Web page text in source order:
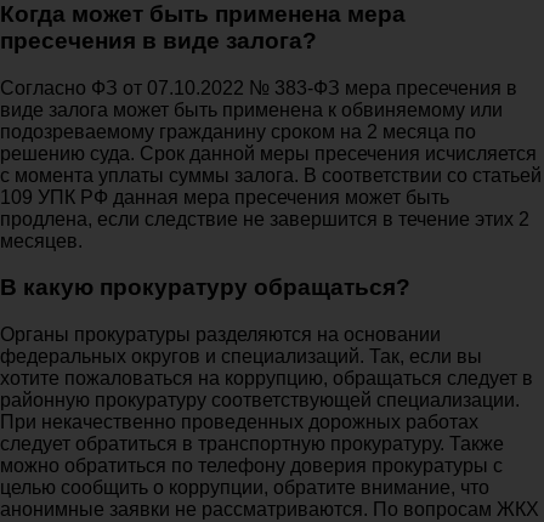
Когда может быть применена мера
пресечения в виде залога?
Согласно ФЗ от 07.10.2022 № 383-ФЗ мера пресечения в
виде залога может быть применена к обвиняемому или
подозреваемому гражданину сроком на 2 месяца по
решению суда. Срок данной меры пресечения исчисляется
с момента уплаты суммы залога. В соответствии со статьей
109 УПК РФ данная мера пресечения может быть
продлена, если следствие не завершится в течение этих 2
месяцев.
В какую прокуратуру обращаться?
Органы прокуратуры разделяются на основании
федеральных округов и специализаций. Так, если вы
хотите пожаловаться на коррупцию, обращаться следует в
районную прокуратуру соответствующей специализации.
При некачественно проведенных дорожных работах
следует обратиться в транспортную прокуратуру. Также
можно обратиться по телефону доверия прокуратуры с
целью сообщить о коррупции, обратите внимание, что
анонимные заявки не рассматриваются. По вопросам ЖКХ